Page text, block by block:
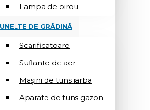
Lampa de birou
UNELTE DE GRĂDINĂ
Scarificatoare
Suflantе de aer
Mașini de tuns iarba
Aparate de tuns gazon